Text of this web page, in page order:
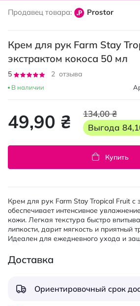
Продавец товара: Prostor
Крем для рук Farm Stay
экстрактом кокоса 50 мл
Рейтинг:
5
2 отзыва
В наличии
49,90 ₴
134,00 ₴
Выгода
Купить
Крем для рук Farm Stay Tropical Fruit с
обеспечивает интенсивное
кожи. Легкая текстура быстро
липкости, дарит мягкость и приятный
Идеален для ежедневного ухода и
Доставка
Ориентировочный срок